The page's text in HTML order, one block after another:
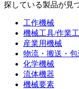
探している製品が見
工作機械
機械工具/作業
産業用機械
物流・搬送・包
化学機械
流体機器
機械要素